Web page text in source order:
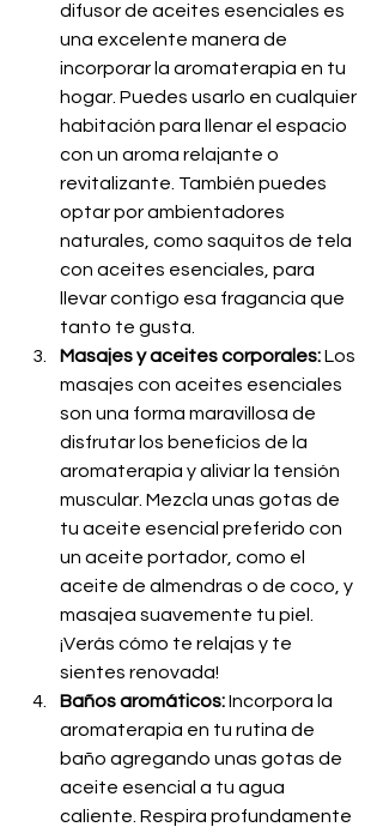
difusor de aceites esenciales es
una excelente manera de
incorporar la aromaterapia en tu
hogar. Puedes usarlo en cualquier
habitación para llenar el espacio
con un aroma relajante o
revitalizante. También puedes
optar por ambientadores
naturales, como saquitos de tela
con aceites esenciales, para
llevar contigo esa fragancia que
tanto te gusta.
Masajes y aceites corporales: Los
masajes con aceites esenciales
son una forma maravillosa de
disfrutar los beneficios de la
aromaterapia y aliviar la tensión
muscular. Mezcla unas gotas de
tu aceite esencial preferido con
un aceite portador, como el
aceite de almendras o de coco, y
masajea suavemente tu piel.
¡Verás cómo te relajas y te
sientes renovada!
Baños aromáticos: Incorpora la
aromaterapia en tu rutina de
baño agregando unas gotas de
aceite esencial a tu agua
caliente. Respira profundamente